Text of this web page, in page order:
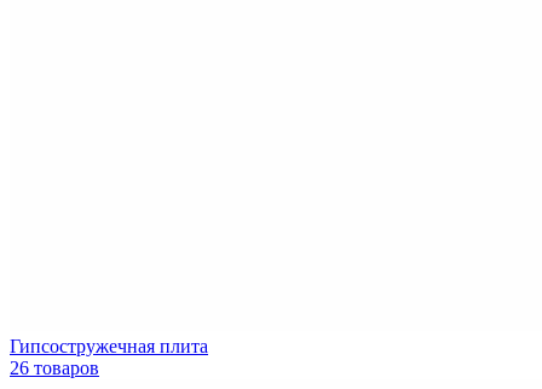
Гипсостружечная плита
26 товаров